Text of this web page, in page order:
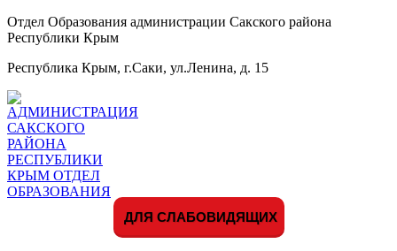
Отдел Образования администрации Сакского района
Республики Крым
Республика Крым, г.Саки, ул.Ленина, д. 15
ДЛЯ СЛАБОВИДЯЩИХ